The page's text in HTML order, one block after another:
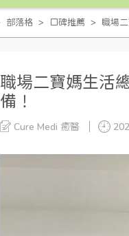
部落格 口碑推薦 職場
職場二寶媽生活
備！
Cure Medi 癒醫